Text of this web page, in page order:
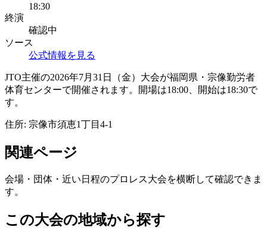
18:30
終演
確認中
ソース
公式情報を見る
JTO主催の2026年7月31日（金）大会が福岡県・宗像勤労者
体育センターで開催されます。開場は18:00、開始は18:30で
す。
住所: 宗像市須恵1丁目4-1
関連ページ
会場・団体・近い日程のプロレス大会を横断して確認できま
す。
この大会の地域から探す